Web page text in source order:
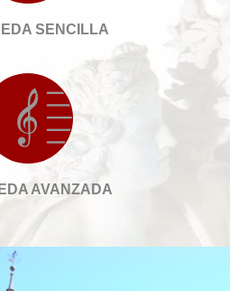
SENCILLA
AVANZADA